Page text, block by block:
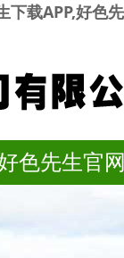
下载APP,好色
色先生官